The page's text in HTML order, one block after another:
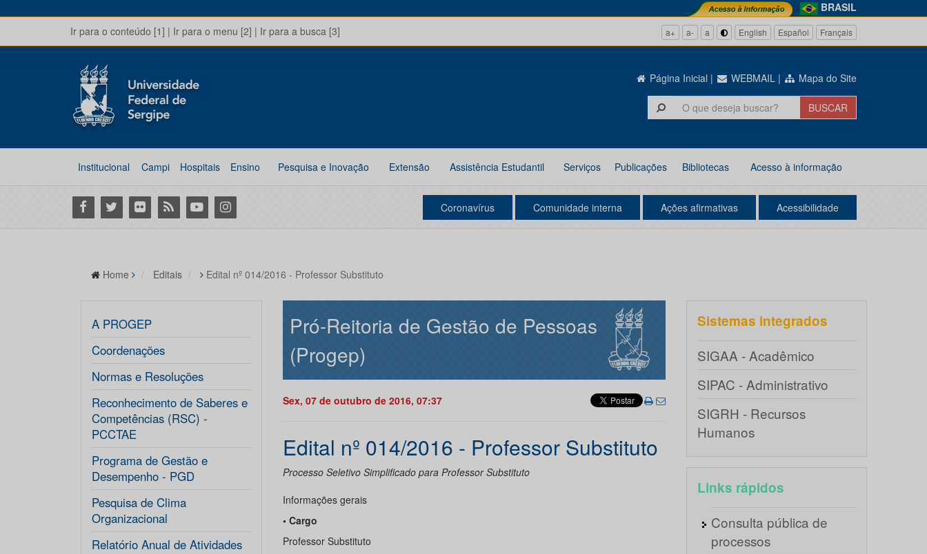
BRASIL
Ir para o conteúdo [1] | Ir para o menu [2] | Ir para a busca [3] a+ a- a English Español Français
Página Inicial | WEBMAIL | Mapa do Site
Institucional Campi Hospitais Ensino Pesquisa e Inovação Extensão Assistência Estudantil Serviços Publicações Bibliotecas Acesso à informação
Facebook
Twitter Flickr RSS YoutubeInstagram Coronavírus Comunidade interna Ações afirmativas Acessibilidade
Home Editais Edital nº 014/2016 - Professor Substituto
A PROGEP
Coordenações
Normas e Resoluções
Reconhecimento de Saberes e
Competências (RSC) -
PCCTAE
Programa de Gestão e
Desempenho - PGD
Pesquisa de Clima
Organizacional
Relatório Anual de Atividades
Pró-Reitoria de Gestão de Pessoas
(Progep)
Sex, 07 de outubro de 2016, 07:37
Edital nº 014/2016 - Professor Substituto
Processo Seletivo Simplificado para Professor Substituto
Informações gerais
• Cargo
Professor Substituto
Sistemas integrados
SIGAA - Acadêmico
SIPAC - Administrativo
SIGRH - Recursos
Humanos
Links rápidos
Consulta pública de
processos